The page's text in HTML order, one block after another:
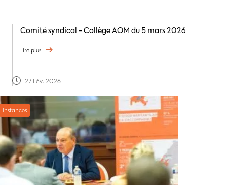
Comité syndical - Collège AOM du 5 mars 2026
Lire plus
27 Fév. 2026
Instances